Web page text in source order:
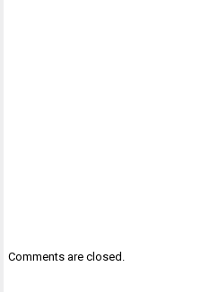
Comments are closed.